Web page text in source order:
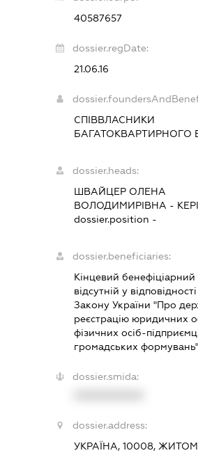
40587657
dossier.regDate:
21.06.16
СПІВВЛАСНИКИ
БАГАТОКВАРТИРНОГО
dossier.heads:
ШВАЙЦЕР ОЛЕНА
ВОЛОДИМИРІВНА -
dossier.position -
dossier.beneficiaries:
Кінцевий бенефіціарний
відсутній у
Закону України "Про
реєстрацію юридичних
фізичних осіб-
громадських формувань"
dossier.smida:
dossier.address:
УКРАЇНА, 10008,